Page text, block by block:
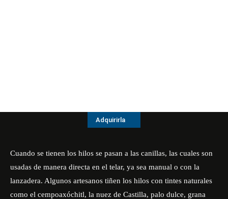
Adquirirla
Cuando se tienen los hilos se pasan a las canillas, las cuales son
usadas de manera directa en el telar, ya sea manual o con la
lanzadera. Algunos artesanos tiñen los hilos con tintes naturales
como el cempoaxóchitl, la nuez de Castilla, palo dulce, grana